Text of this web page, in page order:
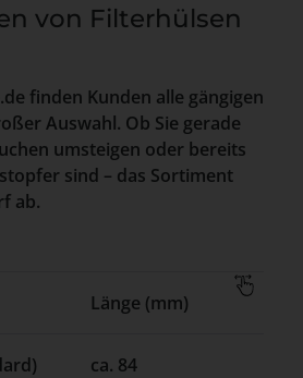
von Filterhülsen
finden Kunden alle gängigen
Auswahl. Ob Sie gerade
umsteigen oder bereits
sind – das Sortiment
ab.
Länge (mm)
ca. 84